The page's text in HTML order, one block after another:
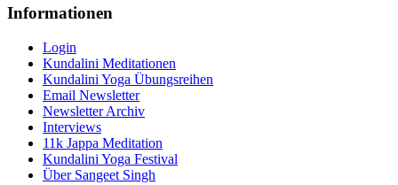
Informationen
Login
Kundalini Meditationen
Kundalini Yoga Übungsreihen
Email Newsletter
Newsletter Archiv
Interviews
11k Jappa Meditation
Kundalini Yoga Festival
Über Sangeet Singh